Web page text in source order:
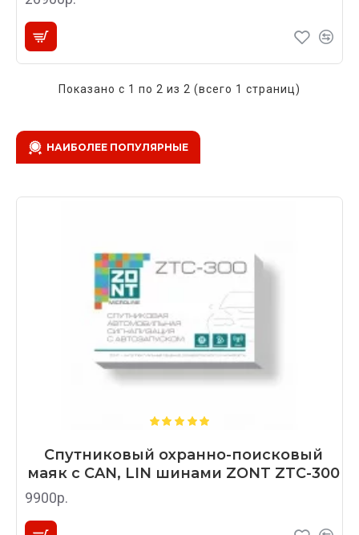
Показано с 1 по 2 из 2 (всего 1 страниц)
НАИБОЛЕЕ ПОПУЛЯРНЫЕ
Спутниковый охранно-поисковый
маяк с CAN, LIN шинами ZONT ZTC-300
9900р.